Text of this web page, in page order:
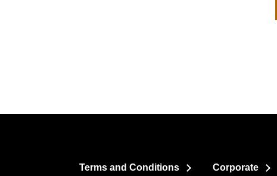
Terms and Conditions Corporate